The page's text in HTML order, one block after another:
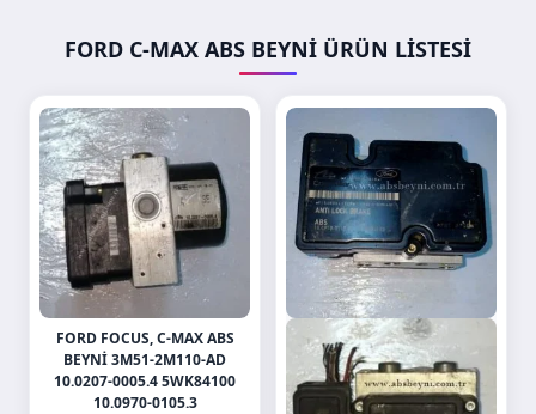
FORD C-MAX ABS BEYNI ÜRÜN LISTESI
FORD FOCUS, C-MAX ABS
BEYNI 3M51-2M110-AD
10.0207-0005.4 5WK84100
10.0970-0105.3